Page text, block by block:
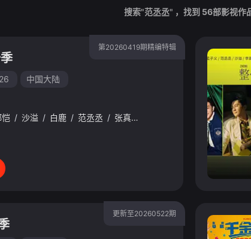
搜索"范丞丞" ，找到 56部影视作
第20260419期精编特辑
中国大陆
/ 沙溢 / 白鹿 / 范丞丞 / 张真源
李昀锐
更新至20260522期